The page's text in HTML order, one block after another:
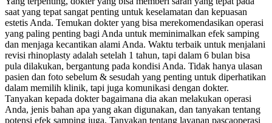
saat yang tepat sangat penting untuk keselamatan dan kepuasan
estetis Anda. Temukan dokter yang bisa merekomendasikan operasi
yang paling penting bagi Anda untuk meminimalkan efek samping
dan menjaga kecantikan alami Anda. Waktu terbaik untuk menjalani
revisi rhinoplasty adalah setelah 1 tahun, tapi dalam 6 bulan bisa
pula dilakukan, bergantung pada kondisi Anda. Tidak hanya ulasan
pasien dan foto sebelum & sesudah yang penting untuk diperhatikan
dalam memilih klinik, tapi juga komunikasi dengan dokter.
Tanyakan kepada dokter bagaimana dia akan melakukan operasi
Anda, jenis bahan apa yang akan digunakan, dan tanyakan tentang
potensi efek samping juga. Tanyakan tentang layanan pascaoperasi